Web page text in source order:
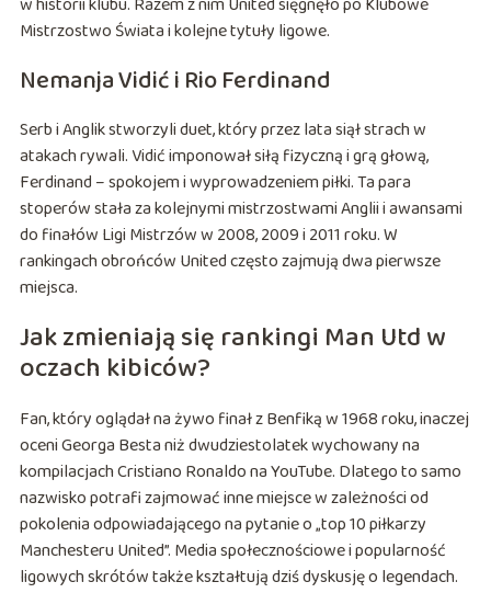
Mistrzostwo Świata i kolejne tytuły ligowe.
Nemanja Vidić i Rio Ferdinand
Serb i Anglik stworzyli duet, który przez lata siął strach w
atakach rywali. Vidić imponował siłą fizyczną i grą głową,
Ferdinand – spokojem i wyprowadzeniem piłki. Ta para
stoperów stała za kolejnymi mistrzostwami Anglii i awansami
do finałów Ligi Mistrzów w 2008, 2009 i 2011 roku. W
rankingach obrońców United często zajmują dwa pierwsze
miejsca.
Jak zmieniają się rankingi Man Utd w
oczach kibiców?
Fan, który oglądał na żywo finał z Benfiką w 1968 roku, inaczej
oceni Georga Besta niż dwudziestolatek wychowany na
kompilacjach Cristiano Ronaldo na YouTube. Dlatego to samo
nazwisko potrafi zajmować inne miejsce w zależności od
pokolenia odpowiadającego na pytanie o „top 10 piłkarzy
Manchesteru United”. Media społecznościowe i popularność
ligowych skrótów także kształtują dziś dyskusję o legendach.